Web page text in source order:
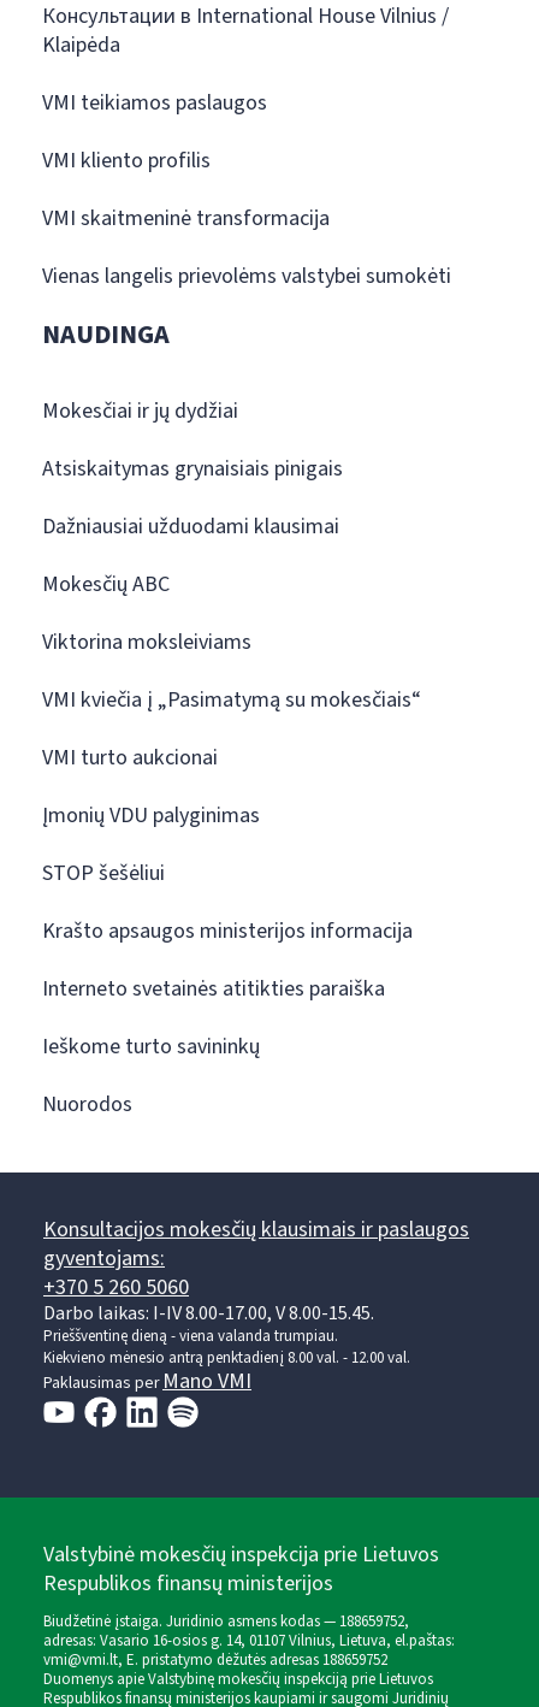
Консультации в International House Vilnius /
Klaipėda
VMI teikiamos paslaugos
VMI kliento profilis
VMI skaitmeninė transformacija
Vienas langelis prievolėms valstybei sumokėti
NAUDINGA
Mokesčiai ir jų dydžiai
Atsiskaitymas grynaisiais pinigais
Dažniausiai užduodami klausimai
Mokesčių ABC
Viktorina moksleiviams
VMI kviečia į „Pasimatymą su mokesčiais“
VMI turto aukcionai
Įmonių VDU palyginimas
STOP šešėliui
Krašto apsaugos ministerijos informacija
Interneto svetainės atitikties paraiška
Ieškome turto savininkų
Nuorodos
Konsultacijos mokesčių klausimais ir paslaugos
gyventojams:
+370 5 260 5060
Darbo laikas: I-IV 8.00-17.00, V 8.00-15.45.
Prieššventinę dieną - viena valanda trumpiau.
Kiekvieno mėnesio antrą penktadienį 8.00 val. - 12.00 val.
Paklausimas perMano VMI
Valstybinė mokesčių inspekcija prie Lietuvos
Respublikos finansų ministerijos
Biudžetinė įstaiga. Juridinio asmens kodas — 188659752,
adresas: Vasario 16-osios g. 14, 01107 Vilnius, Lietuva, el.paštas:
vmi@vmi.lt, E. pristatymo dėžutės adresas 188659752
Duomenys apie Valstybinę mokesčių inspekciją prie Lietuvos
Respublikos finansų ministerijos kaupiami ir saugomi Juridinių